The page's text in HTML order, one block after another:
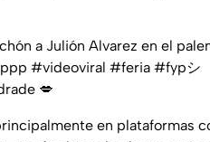
a Julión Alvarez en el
#videoviral #feria #fypシ゚
💋
en plataformas